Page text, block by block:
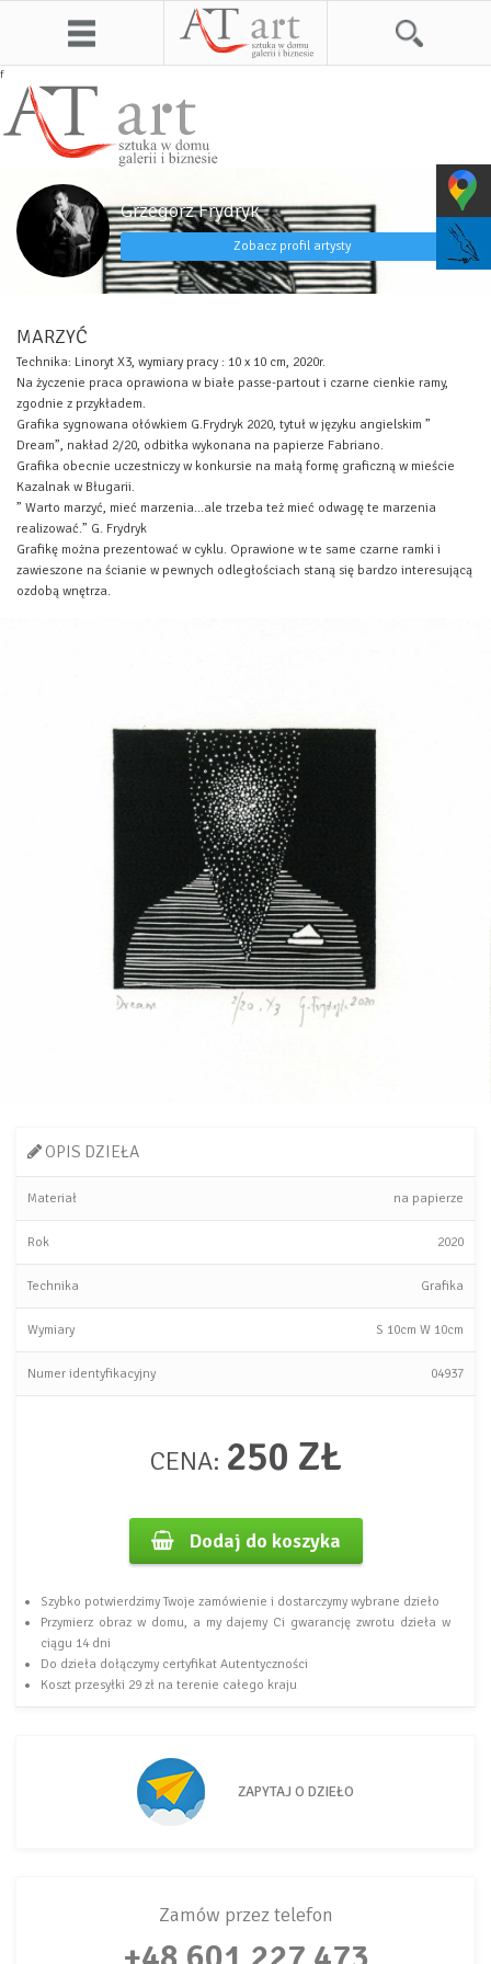
f
MARZYĆ
Technika: Linoryt X3, wymiary pracy : 10 x 10 cm, 2020r.
Na życzenie praca oprawiona w białe passe-partout i czarne cienkie ramy,
zgodnie z przykładem.
Grafika sygnowana ołówkiem G.Frydryk 2020, tytuł w języku angielskim ”
Dream”, nakład 2/20, odbitka wykonana na papierze Fabriano.
Grafika obecnie uczestniczy w konkursie na małą formę graficzną w mieście
Kazalnak w Bługarii.
” Warto marzyć, mieć marzenia…ale trzeba też mieć odwagę te marzenia
realizować.” G. Frydryk
Grafikę można prezentować w cyklu. Oprawione w te same czarne ramki i
zawieszone na ścianie w pewnych odległościach staną się bardzo interesującą
ozdobą wnętrza.
Grzegorz Frydryk
Zobacz profil artysty
OPIS DZIEŁA
Materiał na papierze
Rok 2020
Technika Grafika
Wymiary S 10cm W 10cm
Numer identyfikacyjny 04937
CENA: 250 ZŁ
Dodaj do koszyka
Szybko potwierdzimy Twoje zamówienie i dostarczymy wybrane dzieło
Przymierz obraz w domu, a my dajemy Ci gwarancję zwrotu dzieła w
ciągu 14 dni
Do dzieła dołączymy certyfikat Autentyczności
Koszt przesyłki 29 zł na terenie całego kraju
ZAPYTAJ O DZIEŁO
Zamów przez telefon